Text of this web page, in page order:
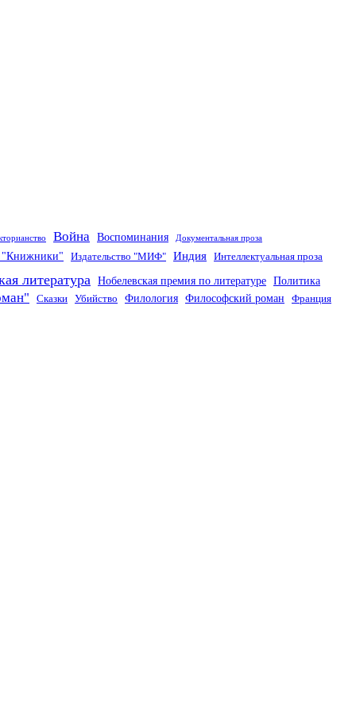
Война Воспоминания Документальная проза
"Книжники" Издательство "МИФ" Индия Интеллектуальная проза
литература Нобелевская премия по литературе Политика
Сказки Убийство Филология Философский роман Франция